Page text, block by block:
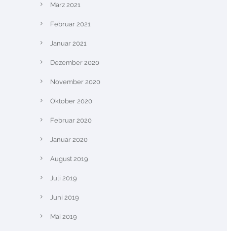
März 2021
Februar 2021
Januar 2021
Dezember 2020
November 2020
Oktober 2020
Februar 2020
Januar 2020
August 2019
Juli 2019
Juni 2019
Mai 2019